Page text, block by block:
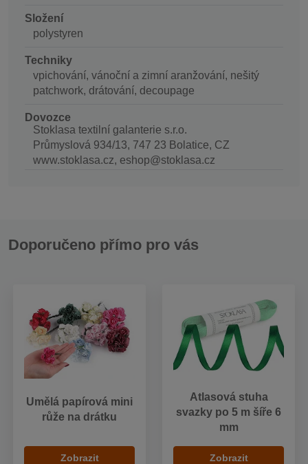
Složení
polystyren
Techniky
vpichování, vánoční a zimní aranžování, nešitý
patchwork, drátování, decoupage
Dovozce
Stoklasa textilní galanterie s.r.o.
Průmyslová 934/13, 747 23 Bolatice, CZ
www.stoklasa.cz, eshop@stoklasa.cz
Doporučeno přímo pro vás
Umělá papírová mini
růže na drátku
Zobrazit
Atlasová stuha
svazky po 5 m šíře 6
mm
Zobrazit